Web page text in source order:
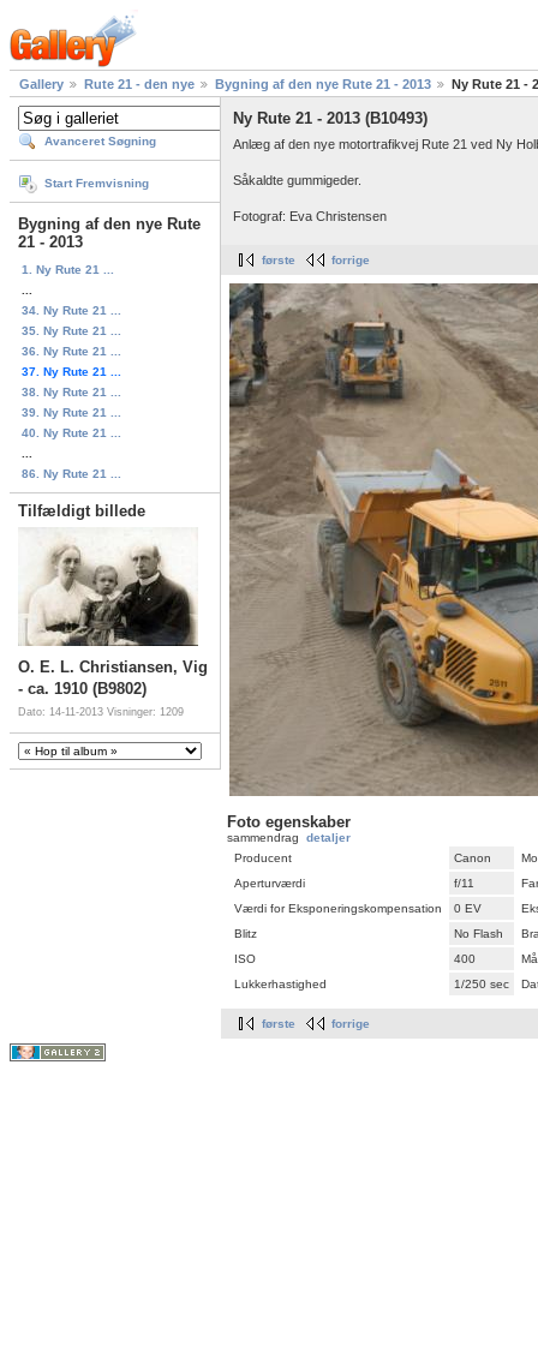
Gallery Rute 21 - den nye Bygning af den nye Rute 21 - 2013 Ny Rute 21 -
Avanceret Søgning
Start Fremvisning
Bygning af den nye Rute
21 - 2013
1. Ny Rute 21 ...
34. Ny Rute 21 ...
35. Ny Rute 21 ...
36. Ny Rute 21 ...
37. Ny Rute 21 ...
38. Ny Rute 21 ...
39. Ny Rute 21 ...
40. Ny Rute 21 ...
86. Ny Rute 21 ...
Tilfældigt billede
O. E. L. Christiansen, Vig
- ca. 1910 (B9802)
Dato: 14-11-2013 Visninger: 1209
Ny Rute 21 - 2013 (B10493)
Anlæg af den nye motortrafikvej Rute 21 ved Ny
Såkaldte gummigeder.
Fotograf: Eva Christensen
første forrige
Foto egenskaber
sammendrag detaljer
Producent
Canon
Aperturværdi
f/11
Værdi for Eksponeringskompensation
0 EV
Blitz
No Flash
ISO
400
Lukkerhastighed
1/250 sec
første forrige